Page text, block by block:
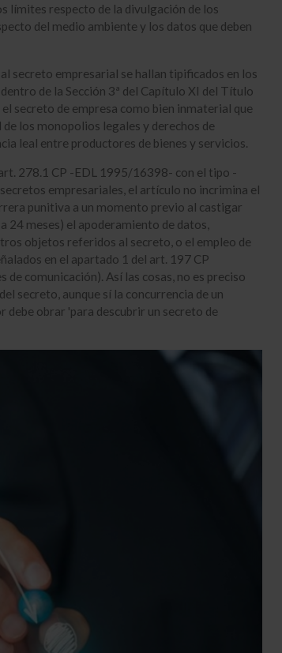
límites respecto de la divulgación de los
del medio ambiente y los datos que deben
secreto empresarial se hallan tipificados en los
de la Sección 3ª del Capítulo XI del Título
secreto de empresa como bien inmaterial que
los monopolios legales y derechos de
leal entre productores de bienes y servicios.
278.1 CP -EDL 1995/16398- con el tipo -
empresariales, el artículo no incrimina el
punitiva a un momento previo al castigar
24 meses) el apoderamiento de datos,
objetos referidos al secreto, o el empleo de
en el apartado 1 del art. 197 CP
comunicación). Así las cosas, no es preciso
secreto, aunque sí la concurrencia de un
obrar 'para descubrir un secreto de